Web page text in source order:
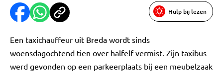
Hulp bij lezen
Een taxichauffeur uit Breda wordt sinds
woensdagochtend tien over halfelf vermist. Zijn taxibus
werd gevonden op een parkeerplaats bij een meubelzaak